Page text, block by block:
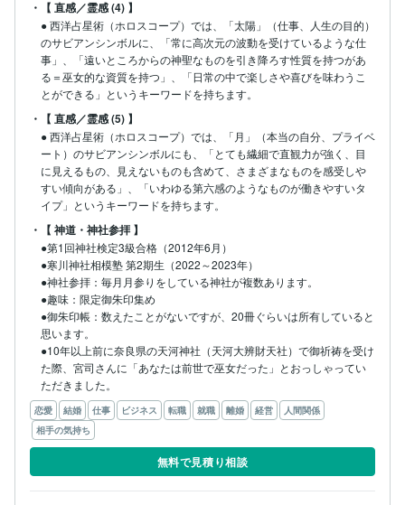
・【 直感／霊感 (4) 】
● 西洋占星術（ホロスコープ）では、「太陽」（仕事、人生の目的）
のサビアンシンボルに、「常に高次元の波動を受けているような仕
事」、「遠いところからの神聖なものを引き降ろす性質を持つがあ
る＝巫女的な資質を持つ」、「日常の中で楽しさや喜びを味わうこ
とができる」というキーワードを持ちます。
・【 直感／霊感 (5) 】
● 西洋占星術（ホロスコープ）では、「月」（本当の自分、プライベ
ート）のサビアンシンボルにも、「とても繊細で直観力が強く、目
に見えるもの、見えないものも含めて、さまざまなものを感受しや
すい傾向がある」、「いわゆる第六感のようなものが働きやすいタ
イプ」というキーワードを持ちます。
・【 神道・神社参拝 】
●第1回神社検定3級合格（2012年6月）
●寒川神社相模塾 第2期生（2022～2023年）
●神社参拝：毎月月参りをしている神社が複数あります。
●趣味：限定御朱印集め
●御朱印帳：数えたことがないですが、20冊ぐらいは所有していると
思います。
●10年以上前に奈良県の天河神社（天河大辨財天社）で御祈祷を受け
た際、宮司さんに「あなたは前世で巫女だった」とおっしゃってい
ただきました。
恋愛 結婚 仕事 ビジネス 転職 就職 離婚 経営
人間関係
相手の気持ち
無料で見積り相談